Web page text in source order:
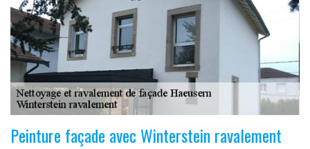
Peinture façade avec Winterstein ravalement